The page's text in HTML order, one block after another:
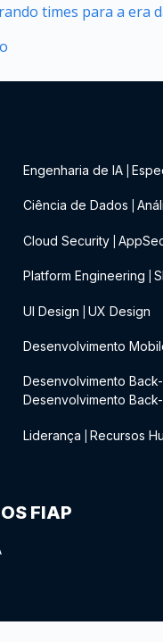
times para a era
Engenharia de IA
Ciência de Dados
Cloud Security
Platform Engineering
UI Design UX Design
Desenvolvimento
Desenvolvimento
Desenvolvimento
Liderança Recursos
FIAP